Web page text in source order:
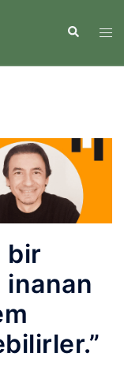
Search
bir
inanan